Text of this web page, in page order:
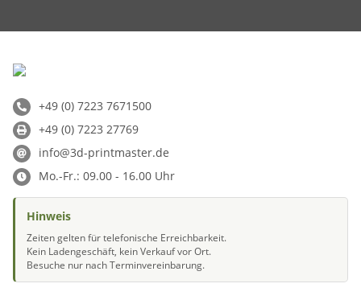
+49 (0) 7223 7671500
+49 (0) 7223 27769
info@3d-printmaster.de
Mo.-Fr.: 09.00 - 16.00 Uhr
Hinweis
Zeiten gelten für telefonische Erreichbarkeit.
Kein Ladengeschäft, kein Verkauf vor Ort.
Besuche nur nach Terminvereinbarung.